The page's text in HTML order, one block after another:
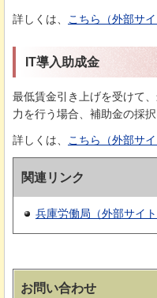
詳しくは、 こちら（外部サイ
IT導入助成金
最低賃金引き上げを受けて
力を行う場合、補助金の採
詳しくは、 こちら（外部サイ
関連リンク
兵庫労働局（外部サイト
お問い合わせ